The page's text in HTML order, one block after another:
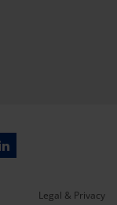
Legal & Privacy